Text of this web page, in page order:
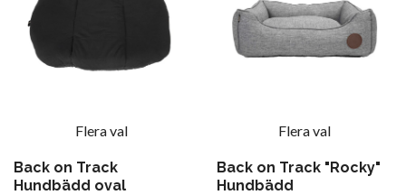
Flera val
Back on Track
Hundbädd oval
Flera val
Back on Track "Rocky"
Hundbädd